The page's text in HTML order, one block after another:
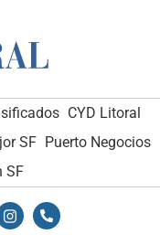
CYD Litoral
SF Puerto Negocios
SF